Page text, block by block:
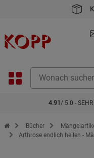
4.91 / 5.0 - SEHR
Zur Startseite des Kopp Verlag
Bücher
Arthrose endlich heilen -